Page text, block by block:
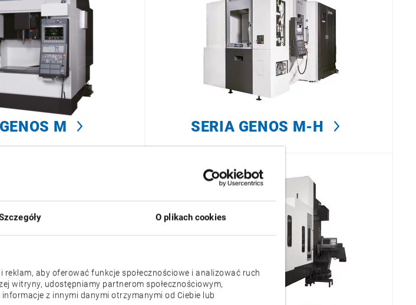
O plikach cookies
aby oferować funkcje społecznościowe i analizować ruch
witryny, udostępniamy partnerom społecznościowym,
z innymi danymi otrzymanymi od Ciebie lub
M SERIA GENOS M-H